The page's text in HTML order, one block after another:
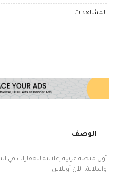
المشاهدات:
الوصف
أول منصة عربية إعلانية للعقارات في
والدلالة، الآن أونلاين